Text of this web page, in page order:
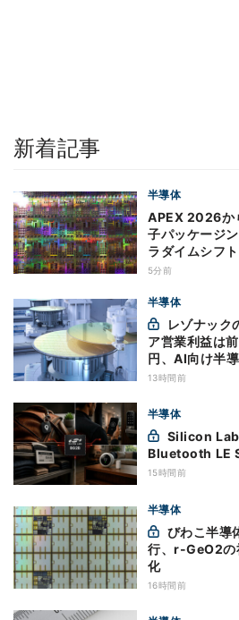
新着記事
半導体
APEX 2026か
子パッケージ
ラダイムシフト
5分前
半導体
ア営業利益は
円、AI向け半
13時間前
半導体
Bluetooth LE
15時間前
半導体
行、r-GeO2の
化
16時間前